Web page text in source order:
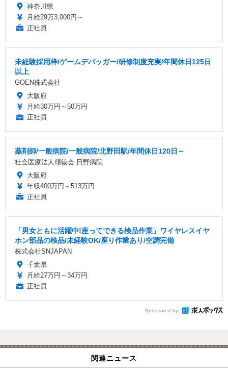
神奈川県
月給29万3,000円～
正社員
未経験採用枠/ゲームデバッガー/研修制度充実/年間休日125日
以上
GOEN株式会社
大阪府
月給30万円～50万円
正社員
薬剤師/一般病院/一般病院/北野田駅/年間休日120日～
社会医療法人頌徳会 日野病院
大阪府
年収400万円～513万円
正社員
「男女ともに活躍中!座ってできる検品作業」ワイヤレスイヤ
ホン部品の検品/未経験OK/座り作業あり/空調完備
株式会社SNJAPAN
千葉県
月給27万円～34万円
正社員
Sponsored by
関連ニュース